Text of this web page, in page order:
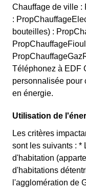
Chauffage de ville :
:
bouteilles) :
Téléphonez à EDF
personnalisée pour
en énergie.
Utilisation de
Les critères
sont les suivants : *
d'habitation
d'habitations
l'agglomération de